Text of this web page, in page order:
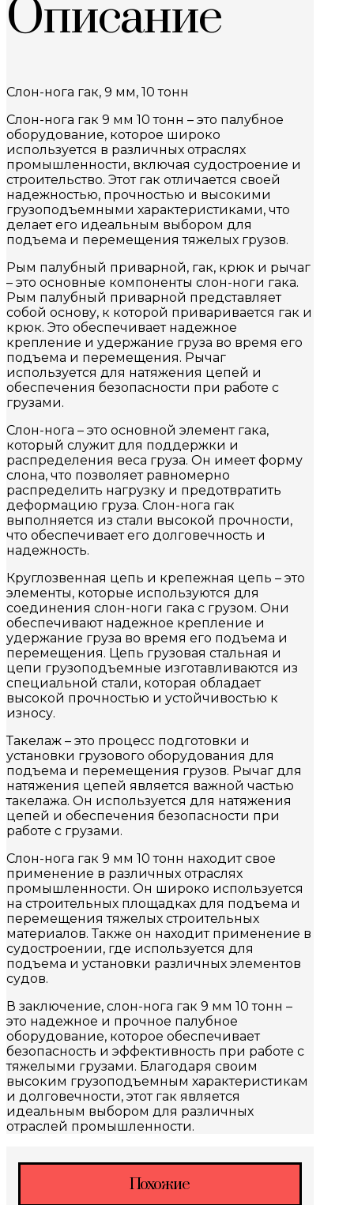
Описание
Слон-нога гак, 9 мм, 10 тонн
Слон-нога гак 9 мм 10 тонн – это палубное
оборудование, которое широко
используется в различных отраслях
промышленности, включая судостроение и
строительство. Этот гак отличается своей
надежностью, прочностью и высокими
грузоподъемными характеристиками, что
делает его идеальным выбором для
подъема и перемещения тяжелых грузов.
Рым палубный приварной, гак, крюк и рычаг
– это основные компоненты слон-ноги гака.
Рым палубный приварной представляет
собой основу, к которой приваривается гак и
крюк. Это обеспечивает надежное
крепление и удержание груза во время его
подъема и перемещения. Рычаг
используется для натяжения цепей и
обеспечения безопасности при работе с
грузами.
Слон-нога – это основной элемент гака,
который служит для поддержки и
распределения веса груза. Он имеет форму
слона, что позволяет равномерно
распределить нагрузку и предотвратить
деформацию груза. Слон-нога гак
выполняется из стали высокой прочности,
что обеспечивает его долговечность и
надежность.
Круглозвенная цепь и крепежная цепь – это
элементы, которые используются для
соединения слон-ноги гака с грузом. Они
обеспечивают надежное крепление и
удержание груза во время его подъема и
перемещения. Цепь грузовая стальная и
цепи грузоподъемные изготавливаются из
специальной стали, которая обладает
высокой прочностью и устойчивостью к
износу.
Такелаж – это процесс подготовки и
установки грузового оборудования для
подъема и перемещения грузов. Рычаг для
натяжения цепей является важной частью
такелажа. Он используется для натяжения
цепей и обеспечения безопасности при
работе с грузами.
Слон-нога гак 9 мм 10 тонн находит свое
применение в различных отраслях
промышленности. Он широко используется
на строительных площадках для подъема и
перемещения тяжелых строительных
материалов. Также он находит применение в
судостроении, где используется для
подъема и установки различных элементов
судов.
В заключение, слон-нога гак 9 мм 10 тонн –
это надежное и прочное палубное
оборудование, которое обеспечивает
безопасность и эффективность при работе с
тяжелыми грузами. Благодаря своим
высоким грузоподъемным характеристикам
и долговечности, этот гак является
идеальным выбором для различных
отраслей промышленности.
Похожие